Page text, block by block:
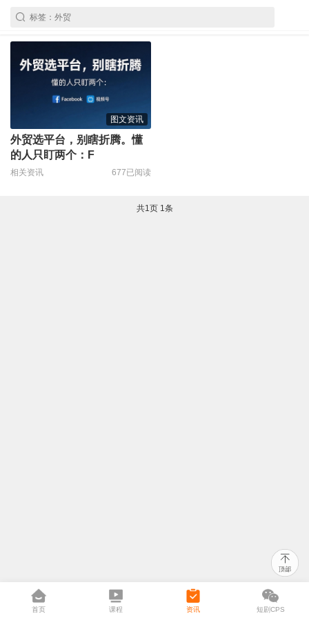
图文资讯
外贸选平台，别瞎折腾。懂
的人只盯两个：F
相关资讯 677已阅读
共1页 1条
首页 课程 资讯 短剧CPS